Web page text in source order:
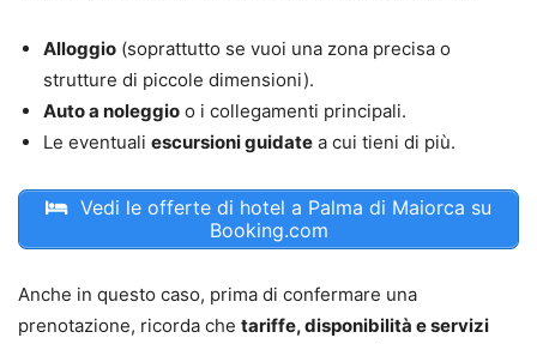
Alloggio (soprattutto se vuoi una zona precisa o
strutture di piccole dimensioni).
Auto a noleggio o i collegamenti principali.
Le eventuali escursioni guidate a cui tieni di più.
Vedi le offerte di hotel a Palma di Maiorca su
Booking.com
Anche in questo caso, prima di confermare una
prenotazione, ricorda che tariffe, disponibilità e servizi